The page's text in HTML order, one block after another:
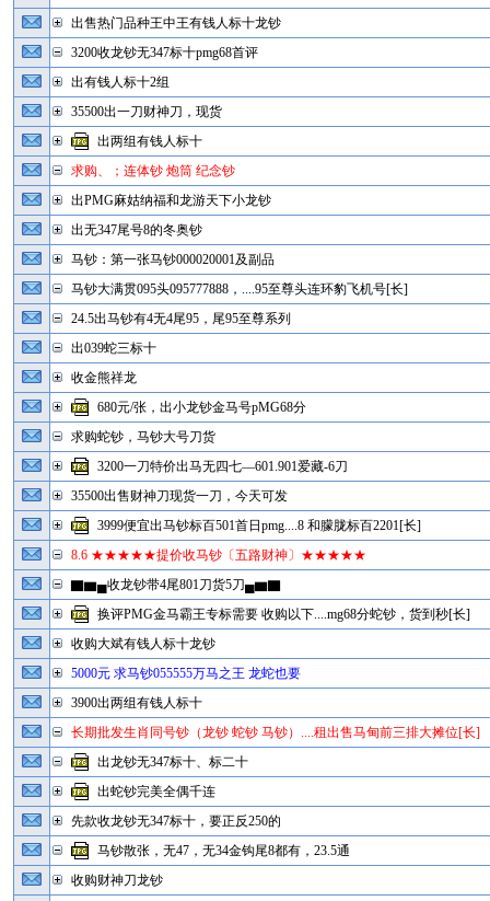
出售热门品种王中王有钱人标十龙钞
3200收龙钞无347标十pmg68首评
出有钱人标十2组
35500出一刀财神刀，现货
出两组有钱人标十
求购、；连体钞 炮筒 纪念钞
出PMG麻姑纳福和龙游天下小龙钞
出无347尾号8的冬奥钞
马钞：第一张马钞000020001及副品
马钞大满贯095头095777888，....95至尊头连环豹飞机号[长]
24.5出马钞有4无4尾95，尾95至尊系列
出039蛇三标十
收金熊祥龙
680元/张，出小龙钞金马号pMG68分
求购蛇钞，马钞大号刀货
3200一刀特价出马无四七—601.901爱藏-6刀
35500出售财神刀现货一刀，今天可发
3999便宜出马钞标百501首日pmg....8 和朦胧标百2201[长]
8.6 ★★★★★提价收马钞〔五路财神〕★★★★★
▇▆▄收龙钞带4尾801刀货5刀▄▆▇
换评PMG金马霸王专标需要 收购以下....mg68分蛇钞，货到秒[长]
收购大斌有钱人标十龙钞
5000元 求马钞055555万马之王 龙蛇也要
3900出两组有钱人标十
长期批发生肖同号钞（龙钞 蛇钞 马钞）....租出售马甸前三排大摊位[长]
出龙钞无347标十、标二十
出蛇钞完美全偶千连
先款收龙钞无347标十，要正反250的
马钞散张，无47，无34金钩尾8都有，23.5通
收购财神刀龙钞